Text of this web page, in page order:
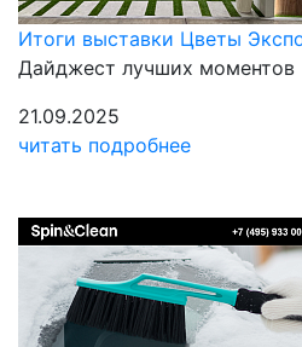
Итоги выставки Цветы
Дайджест лучших моментов
21.09.2025
читать подробнее